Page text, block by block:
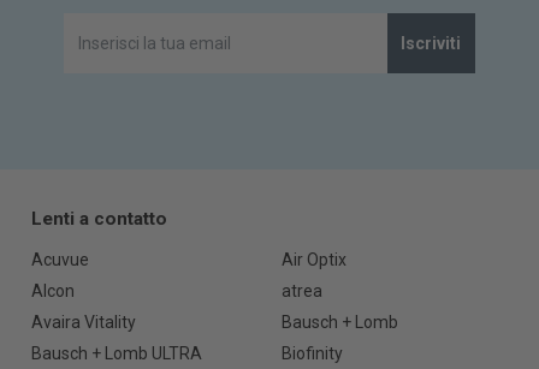
Iscriviti
Lenti a contatto
Acuvue
Air Optix
Alcon
atrea
Avaira Vitality
Bausch + Lomb
Bausch + Lomb ULTRA
Biofinity